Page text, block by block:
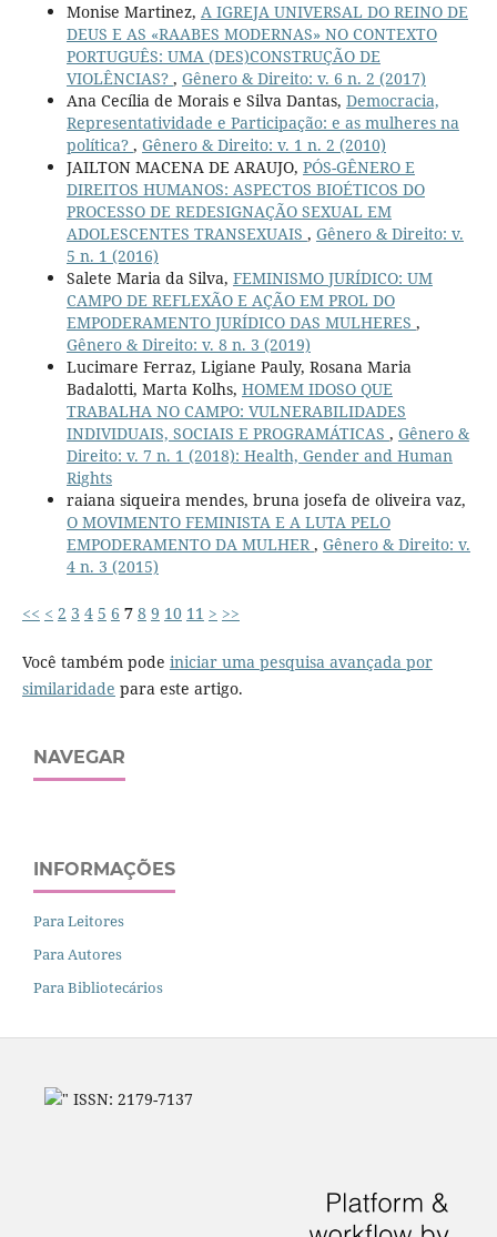
Monise Martinez, A IGREJA UNIVERSAL DO REINO DE
DEUS E AS «RAABES MODERNAS» NO CONTEXTO
PORTUGUÊS: UMA (DES)CONSTRUÇÃO DE
VIOLÊNCIAS? , Gênero & Direito: v. 6 n. 2 (2017)
Ana Cecília de Morais e Silva Dantas, Democracia,
Representatividade e Participação: e as mulheres na
política? , Gênero & Direito: v. 1 n. 2 (2010)
JAILTON MACENA DE ARAUJO, PÓS-GÊNERO E
DIREITOS HUMANOS: ASPECTOS BIOÉTICOS DO
PROCESSO DE REDESIGNAÇÃO SEXUAL EM
ADOLESCENTES TRANSEXUAIS , Gênero & Direito: v.
5 n. 1 (2016)
Salete Maria da Silva, FEMINISMO JURÍDICO: UM
CAMPO DE REFLEXÃO E AÇÃO EM PROL DO
EMPODERAMENTO JURÍDICO DAS MULHERES ,
Gênero & Direito: v. 8 n. 3 (2019)
Lucimare Ferraz, Ligiane Pauly, Rosana Maria
Badalotti, Marta Kolhs, HOMEM IDOSO QUE
TRABALHA NO CAMPO: VULNERABILIDADES
INDIVIDUAIS, SOCIAIS E PROGRAMÁTICAS , Gênero &
Direito: v. 7 n. 1 (2018): Health, Gender and Human
Rights
raiana siqueira mendes, bruna josefa de oliveira vaz,
O MOVIMENTO FEMINISTA E A LUTA PELO
EMPODERAMENTO DA MULHER, Gênero & Direito: v.
4 n. 3 (2015)
<< < 2 3 4 5 6 7 8 9 10 11 > >>
Você também pode iniciar uma pesquisa avançada por
similaridade para este artigo.
NAVEGAR
INFORMAÇÕES
Para Leitores
Para Autores
Para Bibliotecários
" ISSN: 2179-7137